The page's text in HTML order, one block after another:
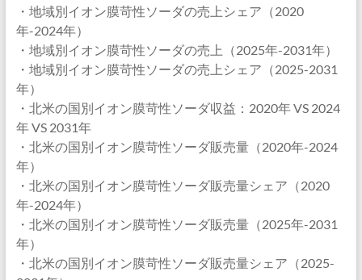
・地域別イオン膜苛性ソーダの売上シェア（2020
年-2024年）
・地域別イオン膜苛性ソーダの売上（2025年-2031年）
・地域別イオン膜苛性ソーダの売上シェア（2025-2031
年）
・北米の国別イオン膜苛性ソーダ収益：2020年 VS 2024
年 VS 2031年
・北米の国別イオン膜苛性ソーダ販売量（2020年-2024
年）
・北米の国別イオン膜苛性ソーダ販売量シェア（2020
年-2024年）
・北米の国別イオン膜苛性ソーダ販売量（2025年-2031
年）
・北米の国別イオン膜苛性ソーダ販売量シェア（2025-